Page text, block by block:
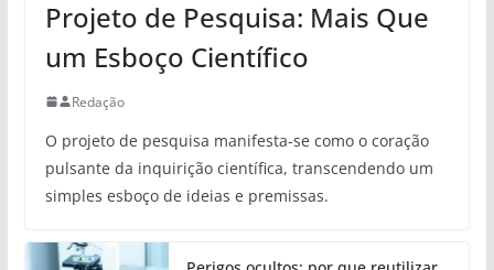
Projeto de Pesquisa: Mais Que
um Esboço Científico
Redação
O projeto de pesquisa manifesta-se como o coração
pulsante da inquirição científica, transcendendo um
simples esboço de ideias e premissas.